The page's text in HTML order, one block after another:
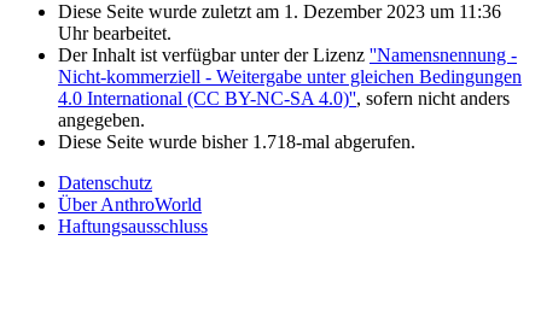
Diese Seite wurde zuletzt am 1. Dezember 2023 um 11:36
Uhr bearbeitet.
Der Inhalt ist verfügbar unter der Lizenz ''Namensnennung -
Nicht-kommerziell - Weitergabe unter gleichen Bedingungen
4.0 International (CC BY-NC-SA 4.0)'', sofern nicht anders
angegeben.
Diese Seite wurde bisher 1.718-mal abgerufen.
Datenschutz
Über AnthroWorld
Haftungsausschluss